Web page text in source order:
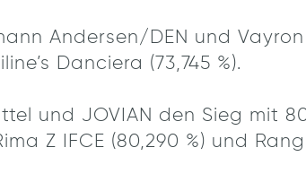
Andersen/DEN und Vayron
Danciera (73,745 %).
und JOVIAN den Sieg mit
Z IFCE (80,290 %) und